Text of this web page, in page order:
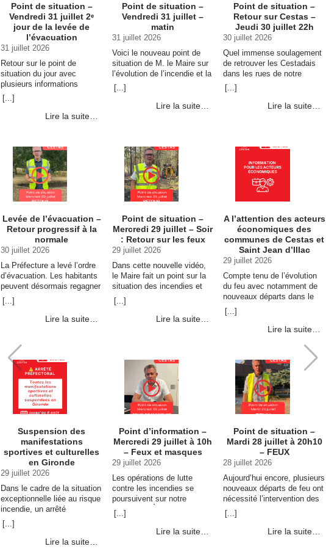
Point de situation –
Vendredi 31 juillet 2ᵉ
jour de la levée de
l’évacuation
31 juillet 2026
Retour sur le point de
situation du jour avec
plusieurs informations
importantes. Sur le secteur
du lieu-dit “Le Lapin”
(quartier Pierroton) Les
… Continuer la lecture de
Point de situation – Vendredi
31 juillet 2ᵉ jour de la levée
de l’évacuation →
[...]
Lire la suite…
Point de situation –
Vendredi 31 juillet –
matin
31 juillet 2026
Voici le nouveau point de
situation de M. le Maire sur
l’évolution de l’incendie et la
situation sur notre
commune. ➡️ Ce qu’il faut
retenir : Aucune évolution
[...]
Lire la suite…
Point de situation –
Retour sur Cestas –
Jeudi 30 juillet 22h
30 juillet 2026
Quel immense soulagement
de retrouver les Cestadais
dans les rues de notre
commune. Si la situation est
aujourd’hui plus favorable, la
vigilance reste de mise. Le
Cestas – Jeudi 30 juillet 22h
[...]
Lire la suite…
Levée de l’évacuation –
Retour progressif à la
normale
30 juillet 2026
La Préfecture a levé l’ordre
d’évacuation. Les habitants
peuvent désormais regagner
leur domicile et les
entreprises reprendre
progressivement leur
est … Continuer la lecture
de Levée de l’évacuation –
Retour progressif à la
normale →
[...]
Lire la suite…
Point de situation –
Mercredi 29 juillet – Soir
: Retour sur les feux
29 juillet 2026
Dans cette nouvelle vidéo,
le Maire fait un point sur la
situation des incendies et
revient sur les secteurs qui
ont fait l’objet d’une
surveillance renforcée
juillet – Soir : Retour sur les
[...]
Lire la suite…
A l’attention des acteurs
économiques des
communes de Cestas et
Saint Jean d’Illac
29 juillet 2026
Compte tenu de l’évolution
du feu avec notamment de
nouveaux départs dans le
secteur entre Le Barp et
Cestas, l’extrême prudence
reste de mise afin de ne pas
la lecture de A l’attention des
acteurs économiques des
communes de Cestas et
Saint Jean d’Illac →
[...]
Lire la suite…
Suspension des
manifestations
sportives et culturelles
en Gironde
29 juillet 2026
Dans le cadre de la situation
exceptionnelle liée au risque
incendie, un arrêté
préfectoral interdit
l’organisation de toute
manifestation sportive et
[...]
Lire la suite…
Point d’information –
Mercredi 29 juillet à 10h
– Feux et masques
29 juillet 2026
Les opérations de lutte
contre les incendies se
poursuivent sur notre
commune. À ce stade, deux
secteurs restent
particulièrement sous
[...]
Lire la suite…
Point de situation –
Mardi 28 juillet à 20h10
– FEUX
28 juillet 2026
Aujourd’hui encore, plusieurs
nouveaux départs de feu ont
nécessité l’intervention des
sapeurs-pompiers. Le plus
important s’est déclaré entre
Cestas et Le Barp au niveau
[...]
Lire la suite…